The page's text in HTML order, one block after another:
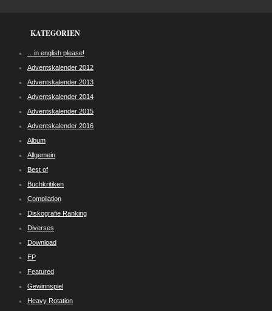
KATEGORIEN
…in english please!
Adventskalender 2012
Adventskalender 2013
Adventskalender 2014
Adventskalender 2015
Adventskalender 2016
Album
Allgemein
Best of
Buchkritiken
Compilation
Diskografie Ranking
Diverses
Download
EP
Featured
Gewinnspiel
Heavy Rotation